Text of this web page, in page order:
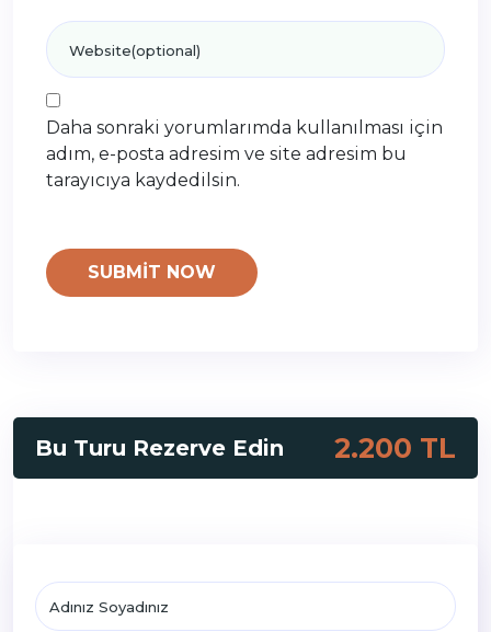
Daha sonraki yorumlarımda kullanılması için
adım, e-posta adresim ve site adresim bu
tarayıcıya kaydedilsin.
Bu Turu Rezerve Edin 2.200 TL